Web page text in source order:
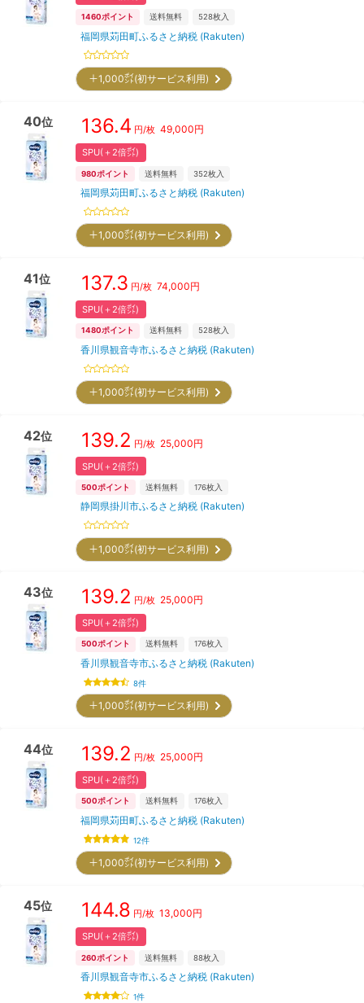
1460ポイント 送料無料 528枚入
福岡県苅田町ふるさと納税 (Rakuten)
＋1,000㌽(初サービス利用)
40位 136.4 円/枚 49,000円
SPU(＋2倍㌽)
980ポイント 送料無料 352枚入
福岡県苅田町ふるさと納税 (Rakuten)
＋1,000㌽(初サービス利用)
41位 137.3 円/枚 74,000円
SPU(＋2倍㌽)
1480ポイント 送料無料 528枚入
香川県観音寺市ふるさと納税 (Rakuten)
＋1,000㌽(初サービス利用)
42位 139.2 円/枚 25,000円
SPU(＋2倍㌽)
500ポイント 送料無料 176枚入
静岡県掛川市ふるさと納税 (Rakuten)
＋1,000㌽(初サービス利用)
43位 139.2 円/枚 25,000円
SPU(＋2倍㌽)
500ポイント 送料無料 176枚入
香川県観音寺市ふるさと納税 (Rakuten)
8件
＋1,000㌽(初サービス利用)
44位 139.2 円/枚 25,000円
SPU(＋2倍㌽)
500ポイント 送料無料 176枚入
福岡県苅田町ふるさと納税 (Rakuten)
12件
＋1,000㌽(初サービス利用)
45位 144.8 円/枚 13,000円
SPU(＋2倍㌽)
260ポイント 送料無料 88枚入
香川県観音寺市ふるさと納税 (Rakuten)
1件